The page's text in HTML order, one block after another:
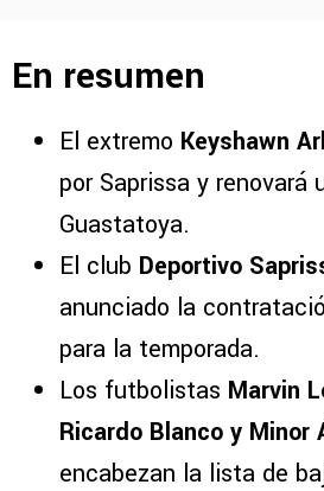
En resumen
El extremo Keyshawn
por Saprissa y renovará
Guastatoya.
El club Deportivo
anunciado la
para la temporada.
Los futbolistas Marvin
Ricardo Blanco y Minor
encabezan la lista de